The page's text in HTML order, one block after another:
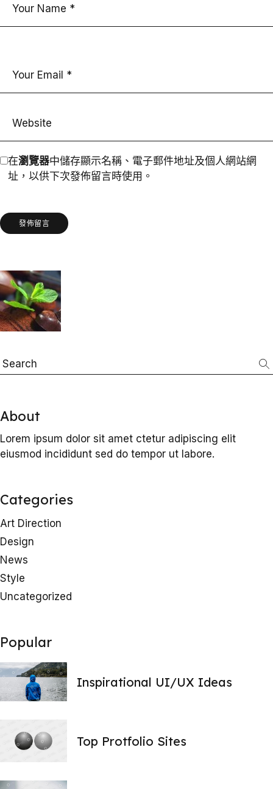
在瀏覽器中儲存顯示名稱、電子郵件地址及個人網站網
址，以供下次發佈留言時使用。
發佈留言
Search
About
Lorem ipsum dolor sit amet ctetur adipiscing elit
eiusmod incididunt sed do tempor ut labore.
Categories
Art Direction
Design
News
Style
Uncategorized
Popular
Inspirational UI/UX Ideas
Top Protfolio Sites